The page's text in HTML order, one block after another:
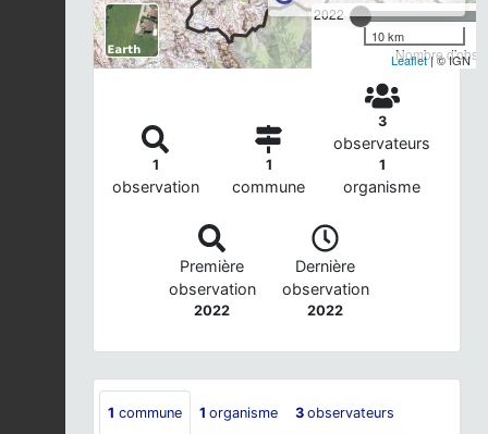
2022
Nombre
10 km
Leaflet| © IGN
1
observation
1
commune
3
observateurs
1
organisme
Première
observation
2022
Dernière
observation
2022
1 commune 1 organisme 3 observateurs